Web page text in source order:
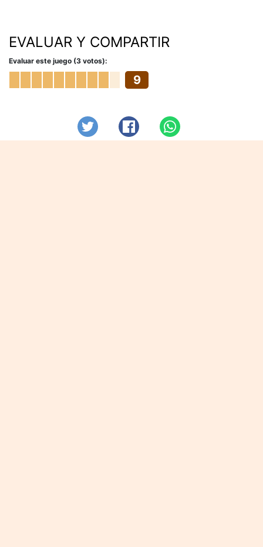
EVALUAR Y COMPARTIR
Evaluar este juego (3 votos):
9